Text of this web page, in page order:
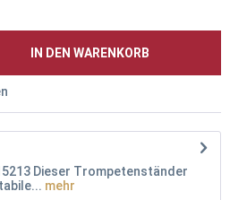
IN DEN WARENKORB
Dieser Trompetenständer
mehr